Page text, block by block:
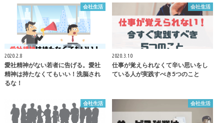
会社生活
2020.2.8
愛社精神がない若者に告げる。愛社
精神は持たなくてもいい！洗脳され
るな！
会社生活
2020.3.10
仕事が覚えられなくて辛い思いをし
ている人が実践すべき5つのこと
会社生活 会社生活